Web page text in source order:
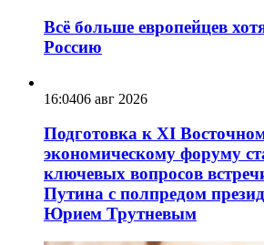
Всё больше европейцев
Россию
16:0406 авг 2026
Подготовка к XI
экономическому форуму
ключевых вопросов
Путина с полпредом
Юрием Трутневым